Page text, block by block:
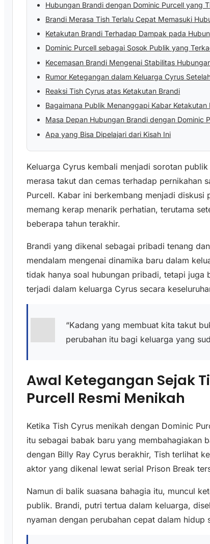
Hubungan Brandi dengan Dominic Purcell yang
Brandi Merasa Tish Terlalu Cepat Memasuki
Ketakutan Brandi Terhadap Dampak pada
Dominic Purcell sebagai Sosok Publik yang
Kecemasan Brandi Mengenai Stabilitas
Rumor Ketegangan dalam Keluarga Cyrus
Reaksi Tish Cyrus atas Ketakutan Brandi
Bagaimana Publik Menanggapi Kabar Ketakutan
Masa Depan Hubungan Brandi dengan Dominic
Apa yang Bisa Dipelajari dari Kisah Ini
Keluarga Cyrus kembali menjadi sorotan
merasa takut dan cemas terhadap pernikahan
Purcell. Kabar ini berkembang menjadi
memang kerap menarik perhatian, terutama
beberapa tahun terakhir.
Brandi yang dikenal sebagai pribadi tenang
mendalam mengenai dinamika baru dalam
tidak hanya soal hubungan pribadi, tetapi juga
terjadi dalam keluarga Cyrus secara
“Kadang yang membuat kita takut
perubahan itu bagi keluarga yang
Awal Ketegangan Sejak
Purcell Resmi Menikah
Ketika Tish Cyrus menikah dengan Dominic
itu sebagai babak baru yang membahagiakan
dengan Billy Ray Cyrus berakhir, Tish terlihat
aktor yang dikenal lewat serial Prison Break
Namun di balik suasana bahagia itu, muncul
publik. Brandi, putri tertua dalam keluarga,
nyaman dengan perubahan cepat dalam hidup